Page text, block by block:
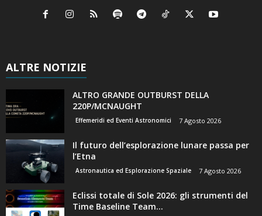
ALTRE NOTIZIE
ALTRO GRANDE OUTBURST DELLA
220P/MCNAUGHT
Effemeridi ed Eventi Astronomici 7 Agosto 2026
Il futuro dell’esplorazione lunare passa per
l’Etna
Astronautica ed Esplorazione Spaziale 7 Agosto 2026
Eclissi totale di Sole 2026: gli strumenti del
Time Baseline Team...